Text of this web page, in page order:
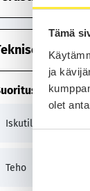
Tämä
ja
olet
tiedot
Iskutilavuus
Teho